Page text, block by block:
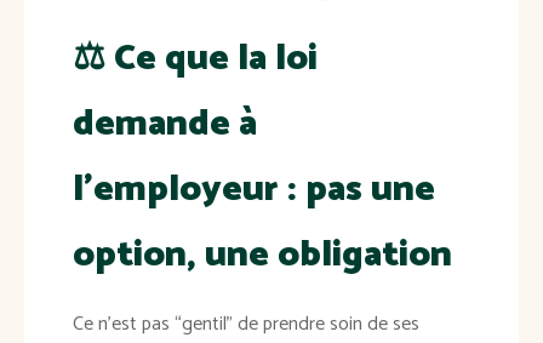
⚖️Ce que la loi
demande à
l’employeur : pas une
option, une obligation
Ce n’est pas “gentil” de prendre soin de ses